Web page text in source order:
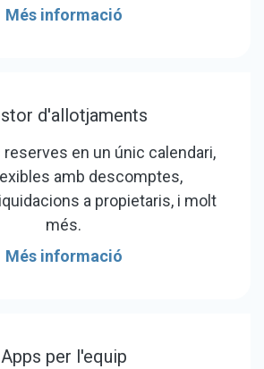
Més informació
d'allotjaments
en un únic calendari,
amb descomptes,
a propietaris, i molt
més.
Més informació
Apps per l'equip